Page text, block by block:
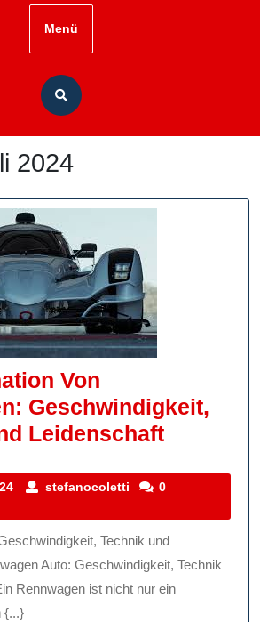
Menü
2024
Von
Geschwindigkeit,
LeidenschaftDie
Von
Technik
Und
23
2024
stefanocoletti stefanocoletti
0
Auto: Geschwindigkeit, Technik
Rennwagen ist nicht nur ein
{...}